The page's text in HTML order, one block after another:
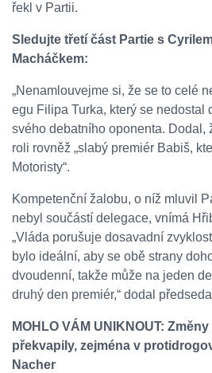
řekl v Partii.
Sledujte třetí část Partie s
Macháčkem:
„Nenamlouvejme si, že se to celé
egu Filipa Turka, který se nedostal
svého debatního oponenta. Dodal,
roli rovněž „slabý premiér Babiš,
Motoristy“.
Kompetenční žalobu, o níž mluvil
nebyl součástí delegace, vnímá
„Vláda porušuje dosavadní
bylo ideální, aby se obě strany
dvoudenní, takže může na jeden
druhý den premiér,“ dodal
MOHLO VÁM UNIKNOUT: Změny
překvapily, zejména v
Nacher